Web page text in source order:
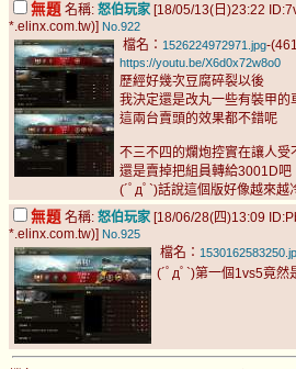
無題 名稱: 怒伯玩家 [18/05/13(日)23:22
*.elinx.com.tw)] No.922
檔名： 1526224972971.jpg-
https://youtu.be/X6d0x72w8o0
歷經好幾次豆腐碎裂以後
我決定還是改丸一些有裝甲的
這兩台賣頭的效果都不錯呢
不三不四的爛炮控實在讓人受
還是賣掉把組員轉給3001D吧
(´ﾟдﾟ`)話說這個版好像越來越
無題 名稱: 怒伯玩家 [18/06/28(四)13:09
*.elinx.com.tw)] No.925
檔名：
(´ﾟдﾟ`)第一個1vs5竟然